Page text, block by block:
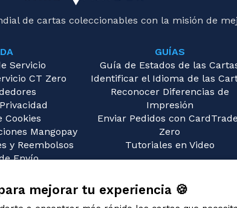
de cartas coleccionables con la misión de
Servicio
CT Zero
Cookies
Mangopay
y Reembolsos
Envío
GUÍAS
Guía de Estados de las
Identificar el Idioma de las
Reconocer Diferencias de
Impresión
Enviar Pedidos con
Zero
Tutoriales en Video
mejorar tu experiencia 🍪